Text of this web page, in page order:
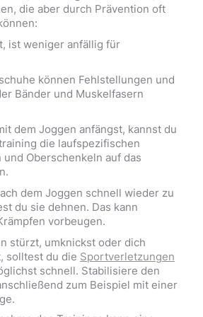
die aber durch Prävention oft
ist weniger anfällig für
können Fehlstellungen und
Bänder und Muskelfasern
dem Joggen anfängst, kannst du
die laufspezifischen
und Oberschenkeln auf das
dem Joggen schnell wieder zu
du sie dehnen. Das kann
vorbeugen.
stürzt, umknickst oder dich
solltest du die Sportverletzungen
schnell. Stabilisiere den
zum Beispiel mit einer